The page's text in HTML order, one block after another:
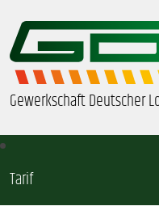
Gewerkschaft Deutscher
ÜBER UNS
Tarif